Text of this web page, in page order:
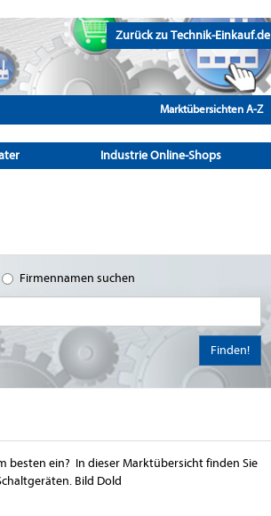
Zurück zu Technik-Einkauf.de
Marktübersichten A-Z
Industrie Online-Shops
Firmennamen suchen
Finden!
besten ein? In dieser Marktübersicht finden Sie
Bild Dold